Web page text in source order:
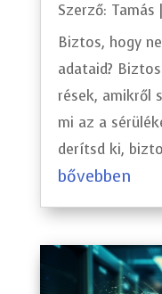
Szerző: Tamás
Biztos, hogy
adataid?
rések, amikről
mi az a
derítsd ki,
bővebben